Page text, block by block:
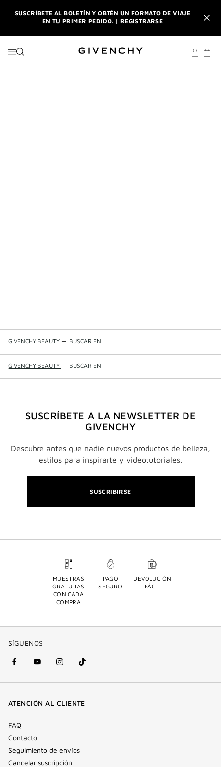
SUSCRÍBETE AL BOLETÍN Y OBTÉN UN FORMATO DE VIAJE
EN TU PRIMER PEDIDO. | REGISTRARSE
DISFRUTA DE ENVÍO URGENTE GRATUITO A PARTIR DE 180
GIVENCHY BEAUTY — BUSCAR EN
GIVENCHY BEAUTY — BUSCAR EN
SUSCRÍBETE A LA NEWSLETTER DE
GIVENCHY
Descubre antes que nadie nuevos productos de belleza,
estilos para inspirarte y videotutoriales.
SUSCRIBIRSE
MUESTRAS
GRATUITAS
CON CADA
COMPRA
PAGO
SEGURO
DEVOLUCIÓN
FÁCIL
SÍGUENOS
Facebook
(nueva
YouTube
(nueva
Instagram
(nueva
Tik
Tok
ventana)
ATENCIÓN AL CLIENTE
FAQ
Contacto
Seguimiento de envíos
Cancelar suscripción